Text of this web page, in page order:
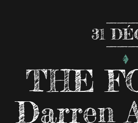
31
THE
Darren